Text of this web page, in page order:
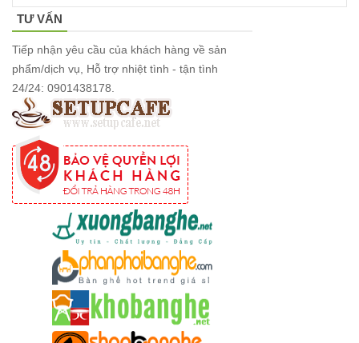
Bộ bàn ghế
tiếp khách
spa, nail,
studio, văn
phòng, căn
hộ màu
hồng
gaming, ghế
streamer
đẹp giá tốt
tại HCM
Tổng hợp
TƯ VẤN
Tiếp nhận yêu cầu của khách hàng về sản
phẩm/dịch vụ, Hỗ trợ nhiệt tình - tận tình
24/24: 0901438178.